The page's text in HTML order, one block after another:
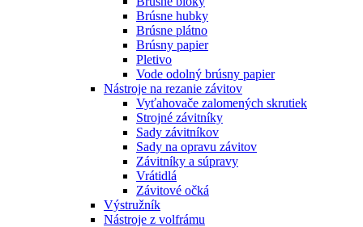
Brúsne hubky
Brúsne plátno
Brúsny papier
Pletivo
Vode odolný brúsny papier
Nástroje na rezanie závitov
Vyťahovače zalomených skrutiek
Strojné závitníky
Sady závitníkov
Sady na opravu závitov
Závitníky a súpravy
Vrátidlá
Závitové očká
Výstružník
Nástroje z volfrámu